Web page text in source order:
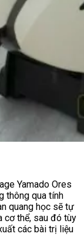
Yamado Ores
thông qua tính
quang học sẽ tự
cơ thể, sau đó tùy
các bài trị liệu